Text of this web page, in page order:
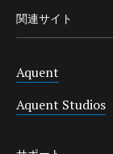
関連サイト
Aquent
Aquent Studios